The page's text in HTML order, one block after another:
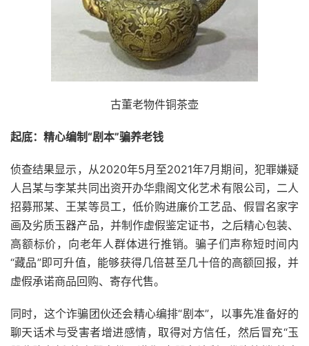
古董老物件铜茶壶
起底：精心编制“剧本”骗养老钱
侦查结果显示，从2020年5月至2021年7月期间，犯罪嫌疑
人吕某与李某共同出资开办华鼎阁文化艺术有限公司，二人
招募邢某、王某等员工，低价购进廉价工艺品、假冒名家字
画及劣质玉器产品，并制作虚假鉴定证书，之后精心包装、
高额标价，向老年人群体进行推销。骗子们声称短时间内
“藏品”即可升值，能够获得几倍甚至几十倍的高额回报，并
虚假承诺商品回购、寄存代售。
同时，这个诈骗团伙还会精心编排“剧本”，以事先准备好的
聊天话术与受害者增进感情，取得对方信任，然后冒充“玉